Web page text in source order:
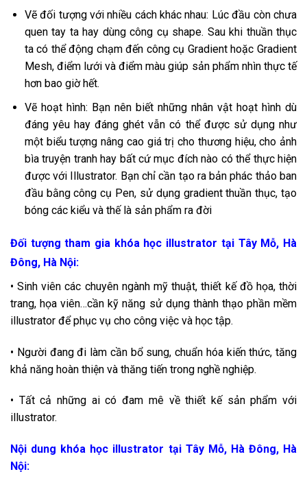
Vẽ đối tượng với nhiều cách khác nhau: Lúc đầu còn chưa
quen tay ta hay dùng công cụ shape. Sau khi thuần thục
ta có thể động chạm đến công cụ Gradient hoặc Gradient
Mesh, điểm lưới và điểm màu giúp sản phẩm nhìn thực tế
hơn bao giờ hết.
Vẽ hoạt hình: Bạn nên biết những nhân vật hoạt hình dù
đáng yêu hay đáng ghét vẫn có thể được sử dụng như
một biểu tượng nâng cao giá trị cho thương hiệu, cho ảnh
bìa truyện tranh hay bất cứ mục đích nào có thể thực hiện
được với Illustrator. Bạn chỉ cần tạo ra bản phác thảo ban
đầu bằng công cụ Pen, sử dụng gradient thuần thục, tạo
bóng các kiểu và thế là sản phẩm ra đời
Đối tượng tham gia khóa học illustrator tại Tây Mỗ, Hà
Đông, Hà Nội:
• Sinh viên các chuyên ngành mỹ thuật, thiết kế đồ họa, thời
trang, họa viên…cần kỹ năng sử dụng thành thạo phần mềm
illustrator để phục vụ cho công việc và học tập.
• Người đang đi làm cần bổ sung, chuẩn hóa kiến thức, tăng
khả năng hoàn thiện và thăng tiến trong nghề nghiệp.
• Tất cả những ai có đam mê về thiết kế sản phẩm với
illustrator.
Nội dung khóa học illustrator tại Tây Mỗ, Hà Đông, Hà
Nội: